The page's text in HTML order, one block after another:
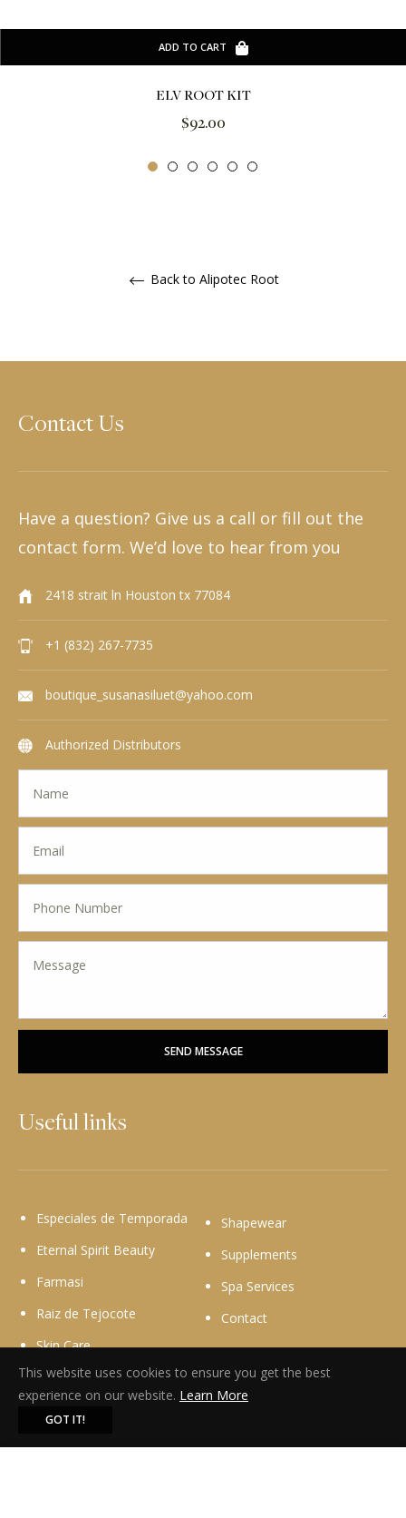
ADD TO CART
ELV ROOT KIT
Regular
$92.00
Back to Alipotec Root
Contact Us
Have a question? Give us a call or fill out the
contact form. We’d love to hear from you
2418 strait ln Houston tx 77084
+1 (832) 267-7735
boutique_susanasiluet@yahoo.com
Authorized Distributors
SEND MESSAGE
Useful links
Especiales de Temporada
Eternal Spirit Beauty
Farmasi
Raiz de Tejocote
Skin Care
Shapewear
Supplements
Spa Services
Contact
Facebook
This website uses cookies to ensure you get the best
experience on our website. Learn More
GOT IT!